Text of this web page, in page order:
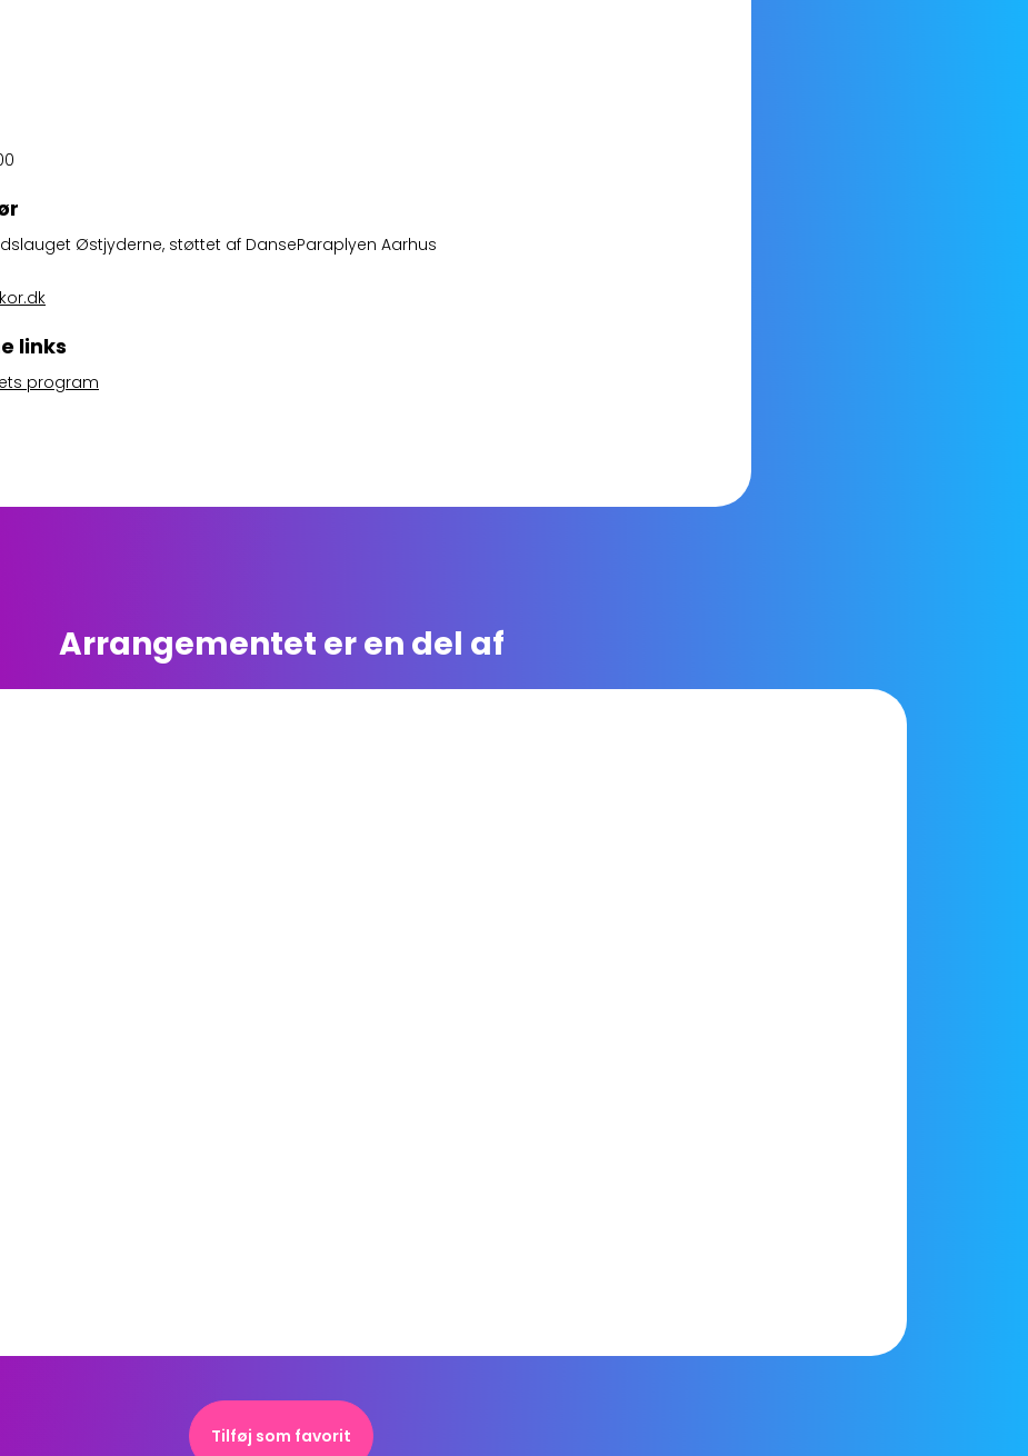
Østjyderne, støttet af DanseParaplyen Aarhus
links
program
Arrangementet er en del af
Tilføj som favorit